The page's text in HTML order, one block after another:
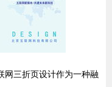
网三折页设计作为一种融